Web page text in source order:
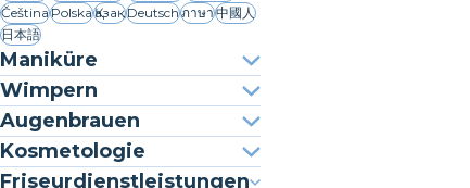
ČeštinaPolskaҚазақDeutschภาษา中國人
日本語
Maniküre
Wimpern
Augenbrauen
Kosmetologie
Friseurdienstleistungen